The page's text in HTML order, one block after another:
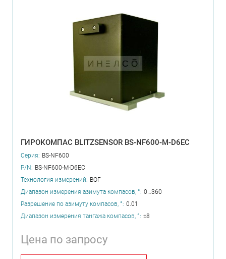
ГИРОКОМПАС BLITZSENSOR BS-NF600-M-D6EC
Серия: BS-NF600
P/N: BS-NF600-M-D6EC
Технология измерений: ВОГ
Диапазон измерения азимута компасов, °: 0…360
Разрешение по азимуту компасов, °: 0.01
Диапазон измерения тангажа компасов, °: ±8
Цена по запросу